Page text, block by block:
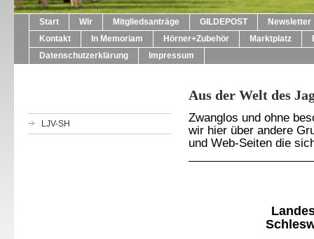
Start Wir Mitgliedsanträge GILDEPOST
Newsletter
Kontakt
In Memoriam Hörner+Zubehör Marktplatz
Datenschutzerklärung
Impressum
LJV-SH
Aus der Welt des
Zwanglos und ohne
wir hier über andere
und Web-Seiten die